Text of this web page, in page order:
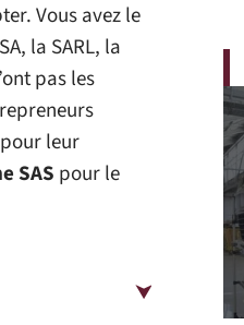
Vous avez le
la SARL, la
pas les
leur
SAS pour le